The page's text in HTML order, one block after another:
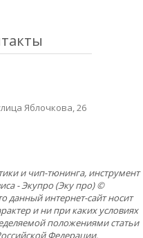
Яблочкова, 26
и чип-тюнинга, инструмент
- Экупро (Эку про) ©
интернет-сайт носит
и ни при каких условиях
положениями статьи
Федерации.